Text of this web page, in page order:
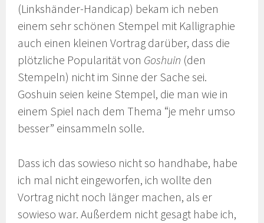
(Linkshänder-Handicap) bekam ich neben
einem sehr schönen Stempel mit Kalligraphie
auch einen kleinen Vortrag darüber, dass die
plötzliche Popularität von Goshuin (den
Stempeln) nicht im Sinne der Sache sei.
Goshuin seien keine Stempel, die man wie in
einem Spiel nach dem Thema “je mehr umso
besser” einsammeln solle.
Dass ich das sowieso nicht so handhabe, habe
ich mal nicht eingeworfen, ich wollte den
Vortrag nicht noch länger machen, als er
sowieso war. Außerdem nicht gesagt habe ich,